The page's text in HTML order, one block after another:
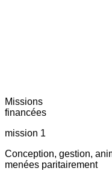
Missions
financées
mission 1
Conception, gestion,
menées paritairement